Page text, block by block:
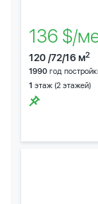
136 $/
120 /72/16 м2
1990 год
1 этаж (2 этажей)